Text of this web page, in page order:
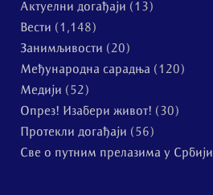
Актуелни догађаји (13)
Вести (1,148)
Занимљивости (20)
Међународна сарадња (120)
Медији (52)
Опрез! Изабери живот! (30)
Протекли догађаји (56)
Све о путним прелазима у Србији